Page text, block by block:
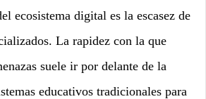
ecosistema digital es la escasez de
La rapidez con la que
suele ir por delante de la
educativos tradicionales para